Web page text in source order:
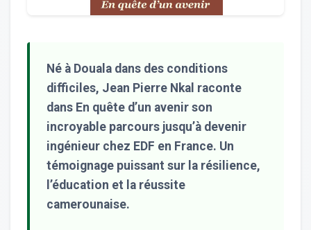
Né à Douala dans des conditions
difficiles, Jean Pierre Nkal raconte
dans En quête d’un avenir son
incroyable parcours jusqu’à devenir
ingénieur chez EDF en France. Un
témoignage puissant sur la résilience,
l’éducation et la réussite
camerounaise.